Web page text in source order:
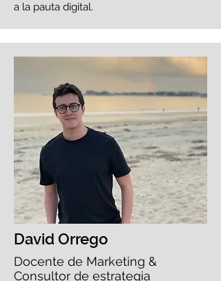
a la pauta digital.​​
David Orrego
Docente de Marketing &
Consultor de estrategia